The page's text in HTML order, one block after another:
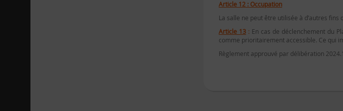
Article 12 : Occupation
La salle ne peut être utilisée à d’autres
Article 13 : En cas de déclenchement du
comme prioritairement accessible. Ce qui
Règlement approuvé par délibération